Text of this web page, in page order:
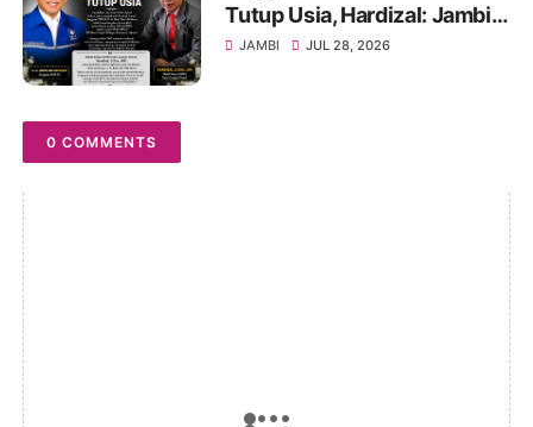
Tutup Usia, Hardizal: Jambi
Kehilangan Salah Satu Putra
JAMBI JUL 28, 2026
0 COMMENTS